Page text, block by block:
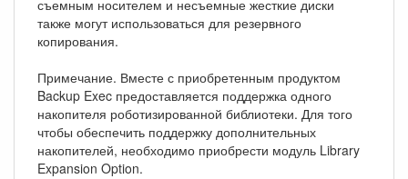
съемным носителем и несъемные жесткие диски
также могут использоваться для резервного
копирования.
Примечание. Вместе с приобретенным продуктом
Backup Exec предоставляется поддержка одного
накопителя роботизированной библиотеки. Для того
чтобы обеспечить поддержку дополнительных
накопителей, необходимо приобрести модуль Library
Expansion Option.